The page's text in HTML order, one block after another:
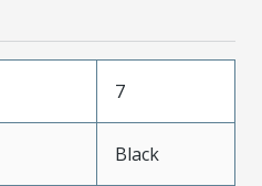
7
Black